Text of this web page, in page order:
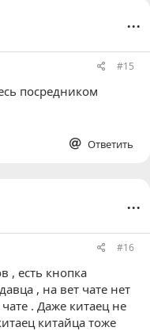
...
#15
посредником
Ответить
...
#16
, есть кнопка
, на вет чате нет
. Даже китаец не
китайца тоже